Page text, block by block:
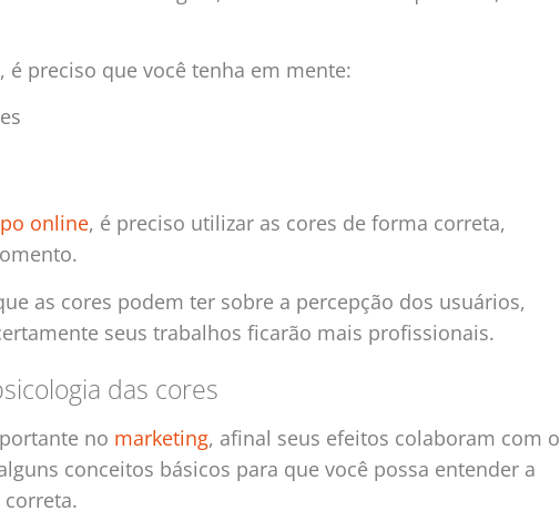
preciso que você tenha em mente:
online, é preciso utilizar as cores de forma correta,
as cores podem ter sobre a percepção dos usuários,
seus trabalhos ficarão mais profissionais.
das cores
no marketing, afinal seus efeitos colaboram com o
conceitos básicos para que você possa entender a